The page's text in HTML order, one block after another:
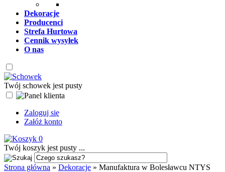
Dekoracje
Producenci
Strefa Hurtowa
Cennik wysyłek
O nas
Twój schowek jest pusty
Zaloguj się
Załóż konto
0
Twój koszyk jest pusty ...
Strona główna » Dekoracje » Manufaktura w Bolesławcu NTYS